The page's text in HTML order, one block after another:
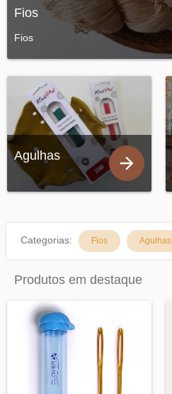
Fios
Fios
Agulhas
Categorias: Fios Agulhas
Produtos em destaque